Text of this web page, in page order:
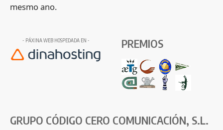
mesmo ano.
- PÁXINA WEB HOSPEDADA EN - PREMIOS
GRUPO CÓDIGO CERO COMUNICACIÓN, S.L.